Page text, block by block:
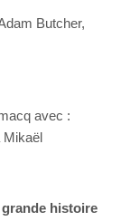
Butcher,
avec :
Mikaël
histoire